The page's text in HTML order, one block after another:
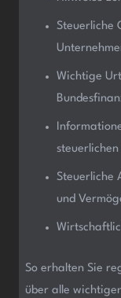
Steuerliche
Wichtige
Steuerliche
und
So erhalten Sie
über alle